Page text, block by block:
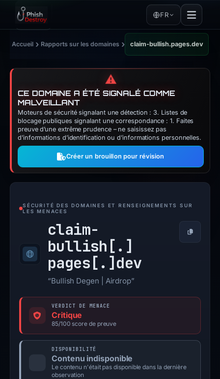
FR
Accueil › Rapports sur les domaines › claim-bullish.pages.dev
⚠️
CE DOMAINE A ÉTÉ SIGNALÉ COMME
MALVEILLANT
Moteurs de sécurité signalant une détection : 3. Listes de
blocage publiques signalant une correspondance : 1. Faites
preuve d’une extrême prudence – ne saisissez pas
d’informations d’identification ou d’informations personnelles.
Créer un brouillon pour révision
SÉCURITÉ DES DOMAINES ET RENSEIGNEMENTS SUR
LES MENACES
claim-
bullish[.]
pages[.] dev
Copier
“Bullish Degen | Airdrop”
VERDICT DE MENACE
Critique
85/100 score de preuve
DISPONIBILITÉ
Contenu indisponible
Le contenu n'était pas disponible dans la dernière
observation